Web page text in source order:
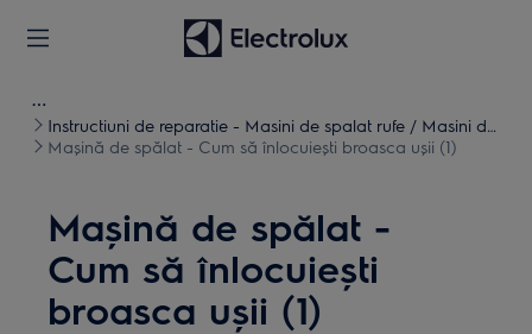
Instructiuni de reparatie - Masini de spalat rufe / Masini de
spalat uscate
Mașină de spălat - Cum să înlocuiești broasca ușii (1)
Mașină de spălat -
Cum să înlocuiești
broasca ușii (1)